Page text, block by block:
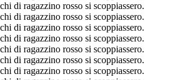
di ragazzino rosso si scoppiassero.
di ragazzino rosso si scoppiassero.
di ragazzino rosso si scoppiassero.
di ragazzino rosso si scoppiassero.
di ragazzino rosso si scoppiassero.
di ragazzino rosso si scoppiassero.
di ragazzino rosso si scoppiassero.